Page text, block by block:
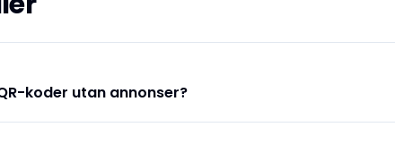
koder utan annonser?